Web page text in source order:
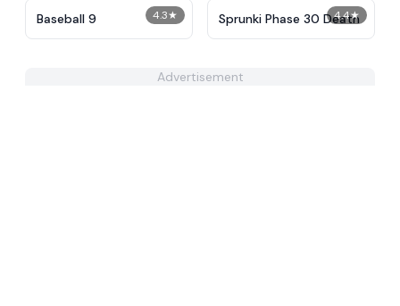
4.3★
Baseball 9 4.4★
Sprunki Phase 30 Death
Advertisement